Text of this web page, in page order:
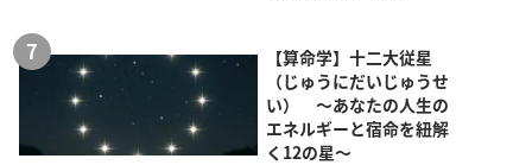
【算命学】十二大従星
（じゅうにだいじゅうせ
い） ～あなたの人生の
エネルギーと宿命を紐解
く12の星～